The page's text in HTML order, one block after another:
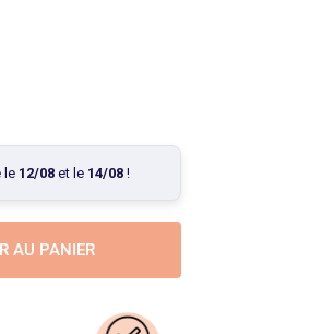
le 12/08et le 14/08!
AU PANIER